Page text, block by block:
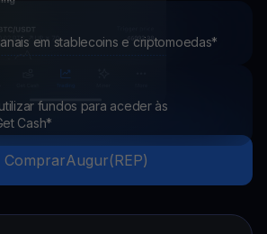
em stablecoins e criptomoedas*
fundos para aceder às
Cash*
ComprarAugur(REP)